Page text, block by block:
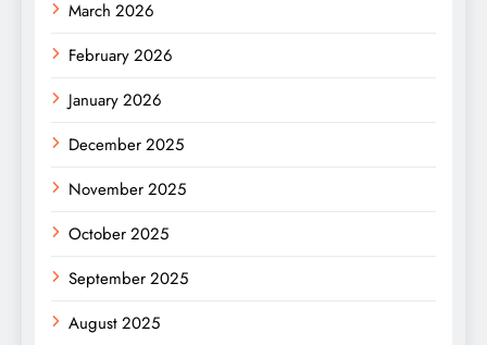
March 2026
February 2026
January 2026
December 2025
November 2025
October 2025
September 2025
August 2025